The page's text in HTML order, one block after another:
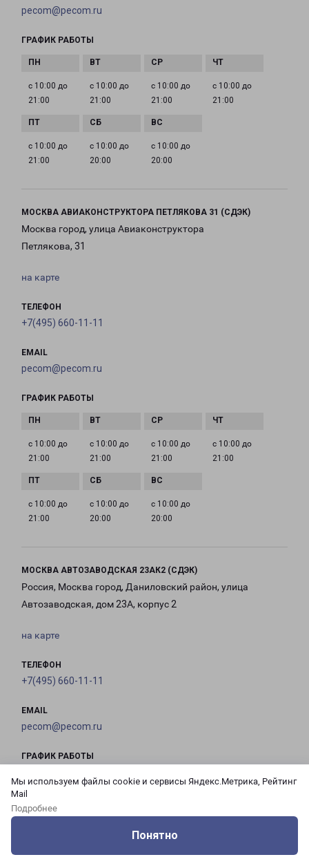
Мы используем файлы cookie и сервисы Яндекс.Метрика, Рейтинг
Mail
Подробнее
Понятно
pecom@pecom.ru
ГРАФИК РАБОТЫ
с 10:00 до
21:00
с 10:00 до
21:00
с 10:00 до
21:00
с 10:00 до
21:00
с 10:00 до
21:00
с 10:00 до
20:00
с 10:00 до
20:00
МОСКВА АВИАКОНСТРУКТОРА ПЕТЛЯКОВА 31 (СДЭК)
Москва город, улица Авиаконструктора
Петлякова, 31
на карте
ТЕЛЕФОН
+7(495) 660-11-11
EMAIL
pecom@pecom.ru
ГРАФИК РАБОТЫ
с 10:00 до
21:00
с 10:00 до
21:00
с 10:00 до
21:00
с 10:00 до
21:00
с 10:00 до
21:00
с 10:00 до
20:00
с 10:00 до
20:00
МОСКВА АВТОЗАВОДСКАЯ 23АК2 (СДЭК)
Россия, Москва город, Даниловский район, улица
Автозаводская, дом 23А, корпус 2
на карте
ТЕЛЕФОН
+7(495) 660-11-11
EMAIL
pecom@pecom.ru
ГРАФИК РАБОТЫ
21:00
21:00
21:00
21:00